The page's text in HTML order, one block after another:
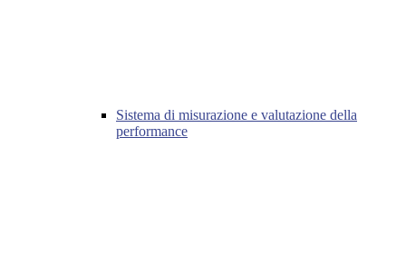
Sistema di misurazione e valutazione della
performance